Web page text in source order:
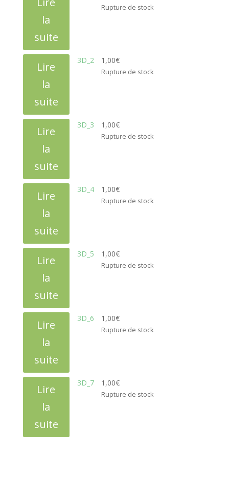
la
suite
Rupture de stock
Lire
la
suite
3D_2 1,00€
Rupture de stock
Lire
la
suite
3D_3 1,00€
Rupture de stock
Lire
la
suite
3D_4 1,00€
Rupture de stock
Lire
la
suite
3D_5 1,00€
Rupture de stock
Lire
la
suite
3D_6 1,00€
Rupture de stock
Lire
la
suite
3D_7 1,00€
Rupture de stock